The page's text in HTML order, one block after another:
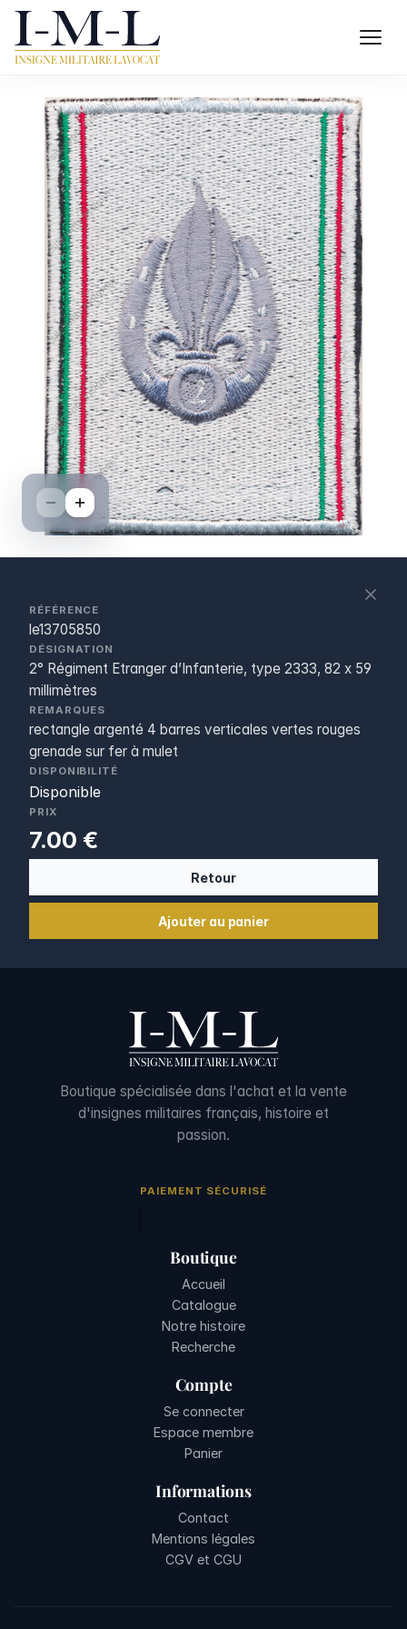
RÉFÉRENCE
le13705850
DÉSIGNATION
2° Régiment Etranger d’Infanterie, type 2333, 82 x 59
millimètres
REMARQUES
rectangle argenté 4 barres verticales vertes rouges
grenade sur fer à mulet
DISPONIBILITÉ
Disponible
PRIX
7.00 €
Retour
Ajouter au panier
Boutique spécialisée dans l'achat et la vente
d'insignes militaires français, histoire et
passion.
PAIEMENT SÉCURISÉ
Boutique
Accueil
Catalogue
Notre histoire
Recherche
Compte
Se connecter
Espace membre
Panier
Informations
Contact
Mentions légales
CGV et CGU